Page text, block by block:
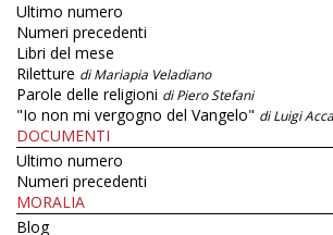
Ultimo numero
Numeri precedenti
Libri del mese
Riletture di Mariapia Veladiano
Parole delle religioni di Piero Stefani
"Io non mi vergogno del Vangelo" di Luigi
DOCUMENTI
Ultimo numero
Numeri precedenti
MORALIA
Blog